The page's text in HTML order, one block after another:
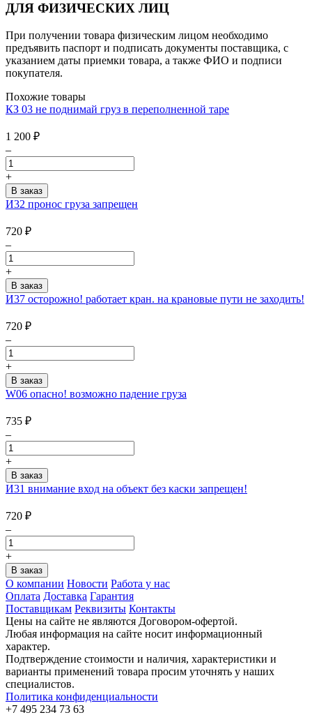
ДЛЯ ФИЗИЧЕСКИХ ЛИЦ
При получении товара физическим лицом необходимо
предъявить паспорт и подписать документы поставщика, с
указанием даты приемки товара, а также ФИО и подписи
покупателя.
Похожие товары
КЗ 03 не поднимай груз в переполненной таре
1 200 ₽
–
+
И32 пронос груза запрещен
720 ₽
–
+
И37 осторожно! работает кран. на крановые пути не заходить!
720 ₽
–
+
W06 опасно! возможно падение груза
735 ₽
–
+
И31 внимание вход на объект без каски запрещен!
720 ₽
–
+
О компании Новости Работа у нас
Оплата Доставка Гарантия
Поставщикам Реквизиты Контакты
Цены на сайте не являются Договором-офертой.
Любая информация на сайте носит информационный
характер.
Подтверждение стоимости и наличия, характеристики и
варианты применений товара просим уточнять у наших
специалистов.
Политика конфиденциальности
+7 495 234 73 63